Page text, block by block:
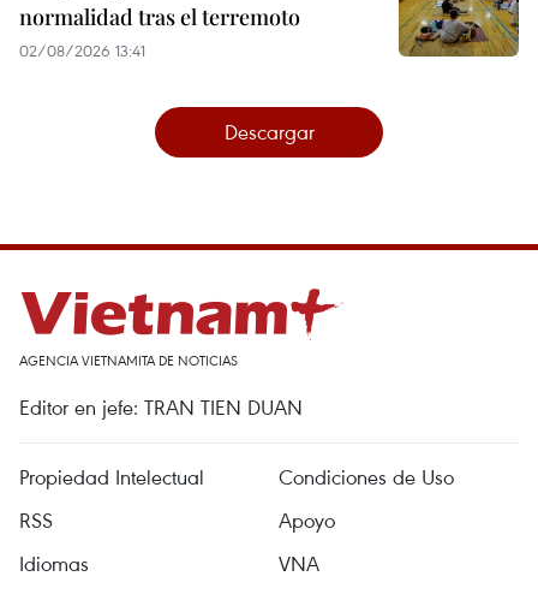
normalidad tras el terremoto
02/08/2026 13:41
Descargar
AGENCIA VIETNAMITA DE NOTICIAS
Editor en jefe: TRAN TIEN DUAN
Propiedad Intelectual
Condiciones de Uso
RSS
Apoyo
Idiomas
VNA